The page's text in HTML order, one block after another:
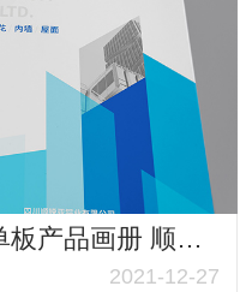
建筑材料艺术铝板铝单板产品画册 顺锐亚铝业产品画册
2021-12-27